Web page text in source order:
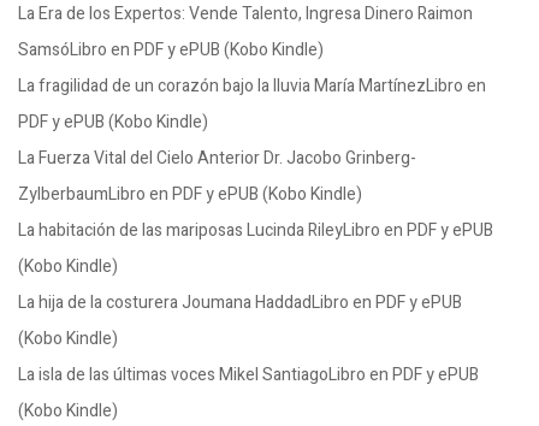
La Era de los Expertos: Vende Talento, Ingresa Dinero Raimon
SamsóLibro en PDF y ePUB (Kobo Kindle)
La fragilidad de un corazón bajo la lluvia María MartínezLibro en
PDF y ePUB (Kobo Kindle)
La Fuerza Vital del Cielo Anterior Dr. Jacobo Grinberg-
ZylberbaumLibro en PDF y ePUB (Kobo Kindle)
La habitación de las mariposas Lucinda RileyLibro en PDF y ePUB
(Kobo Kindle)
La hija de la costurera Joumana HaddadLibro en PDF y ePUB
(Kobo Kindle)
La isla de las últimas voces Mikel SantiagoLibro en PDF y ePUB
(Kobo Kindle)